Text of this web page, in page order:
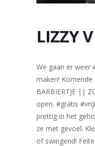
LIZZY V
We gaan er weer
maken!
BARBIERTJE ||
open. #gratis
prettig in het
ze met gevoel.
of swingend!